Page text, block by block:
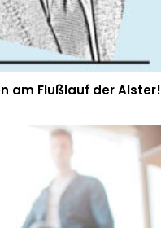
am Flußlauf der Alster!